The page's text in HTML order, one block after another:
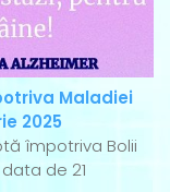
Maladiei
2025
împotriva Bolii
de 21